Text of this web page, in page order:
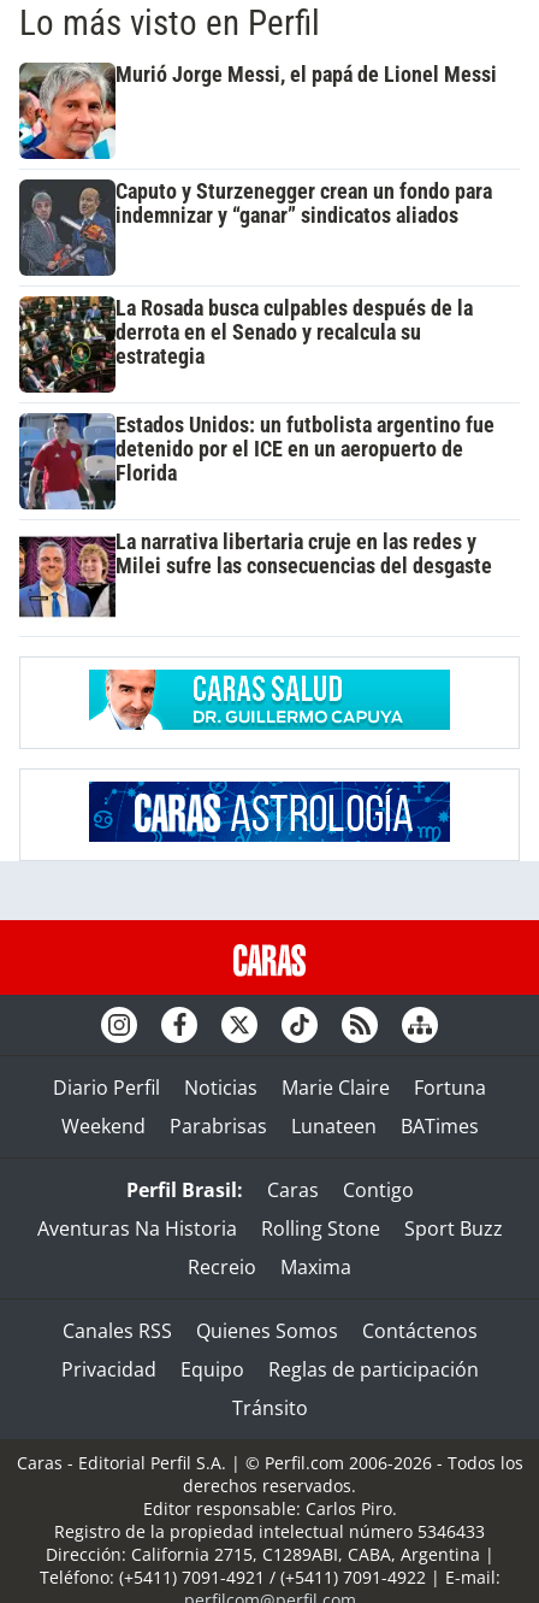
Lo más visto en Perfil
Murió Jorge Messi, el papá de Lionel Messi
Caputo y Sturzenegger crean un fondo para
indemnizar y “ganar” sindicatos aliados
La Rosada busca culpables después de la
derrota en el Senado y recalcula su
estrategia
Estados Unidos: un futbolista argentino fue
detenido por el ICE en un aeropuerto de
Florida
La narrativa libertaria cruje en las redes y
Milei sufre las consecuencias del desgaste
Diario Perfil Noticias Marie Claire
Fortuna
Weekend
Parabrisas Lunateen BATimes
Perfil Brasil: Caras
Contigo
Aventuras Na Historia
Rolling Stone
Sport Buzz
Recreio
Maxima
Canales RSS Quienes Somos
Contáctenos
Privacidad
Equipo
Reglas de participación
Tránsito
Caras - Editorial Perfil S.A. | © Perfil.com 2006-2026 - Todos los
derechos reservados.
Editor responsable: Carlos Piro.
Registro de la propiedad intelectual número 5346433
Dirección: California 2715, C1289ABI, CABA, Argentina |
Teléfono: (+5411) 7091-4921 / (+5411) 7091-4922 | E-mail: